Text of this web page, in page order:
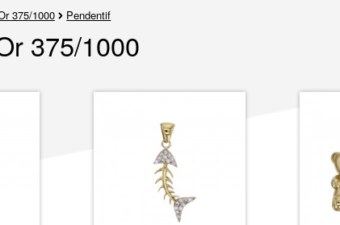
375/1000 Pendentif
375/1000